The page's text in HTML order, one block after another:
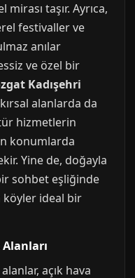
taşır. Ayrıca,
festivaller ve
anılar
ve özel bir
Kadışehri
alanlarda da
hizmetlerin
konumlarda
Yine de, doğayla
sohbet eşliğinde
ideal bir
açık hava